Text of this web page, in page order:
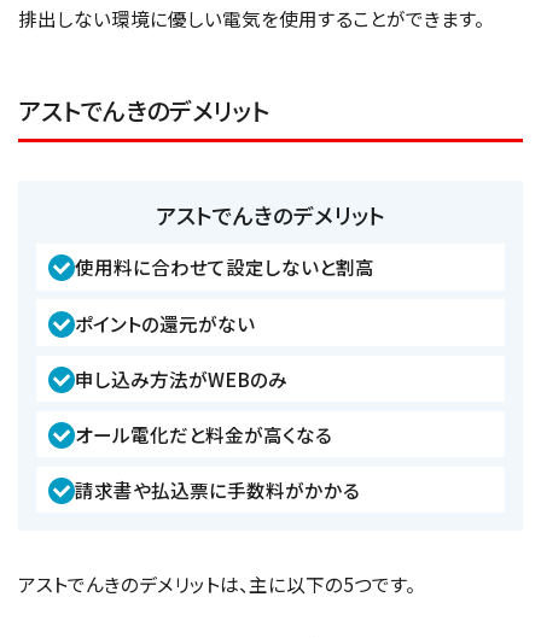
排出しない環境に優しい電気を使用することができます。
アストでんきのデメリット
アストでんきのデメリット
使用料に合わせて設定しないと割高
ポイントの還元がない
申し込み方法がWEBのみ
オール電化だと料金が高くなる
請求書や払込票に手数料がかかる
アストでんきのデメリットは、主に以下の5つです。